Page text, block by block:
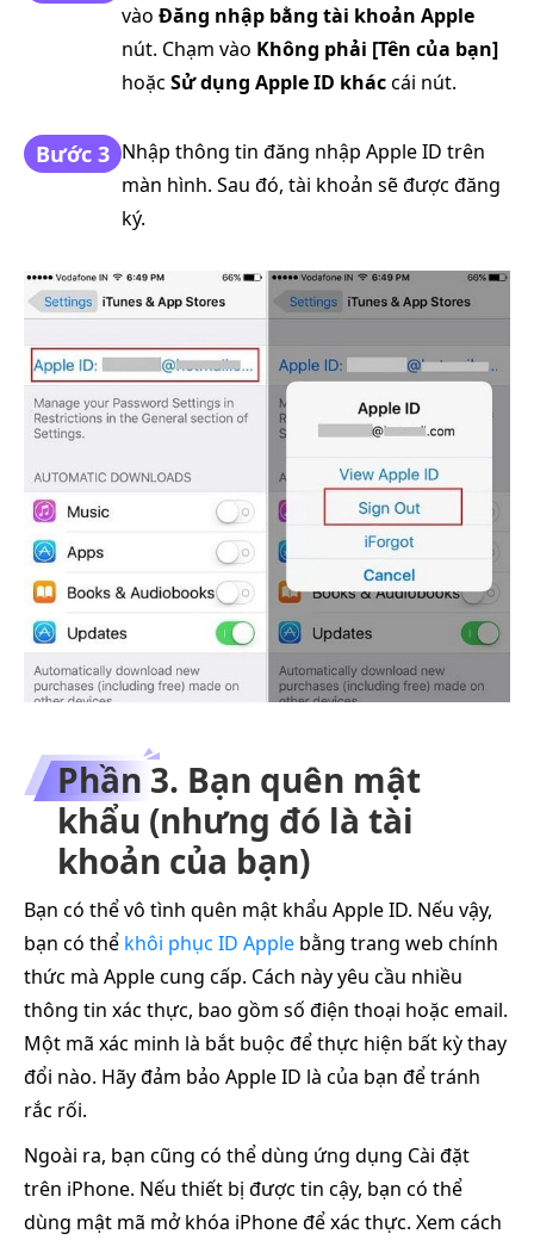
vào Đăng nhập bằng tài khoản Apple
nút. Chạm vào Không phải [Tên của bạn]
hoặc Sử dụng Apple ID kháccái nút.
Bước 3 Nhập thông tin đăng nhập Apple ID trên
màn hình. Sau đó, tài khoản sẽ được đăng
ký.
Phần 3. Bạn quên mật
khẩu (nhưng đó là tài
khoản của bạn)
Bạn có thể vô tình quên mật khẩu Apple ID. Nếu vậy,
bạn có thể khôi phục ID Apple bằng trang web chính
thức mà Apple cung cấp. Cách này yêu cầu nhiều
thông tin xác thực, bao gồm số điện thoại hoặc email.
Một mã xác minh là bắt buộc để thực hiện bất kỳ thay
đổi nào. Hãy đảm bảo Apple ID là của bạn để tránh
rắc rối.
Ngoài ra, bạn cũng có thể dùng ứng dụng Cài đặt
trên iPhone. Nếu thiết bị được tin cậy, bạn có thể
dùng mật mã mở khóa iPhone để xác thực. Xem cách